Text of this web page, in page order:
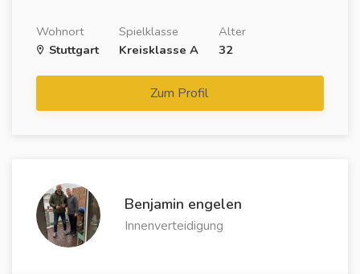
Wohnort
Stuttgart
Spielklasse
Kreisklasse A
Alter
32
Zum Profil
Benjamin engelen
Innenverteidigung